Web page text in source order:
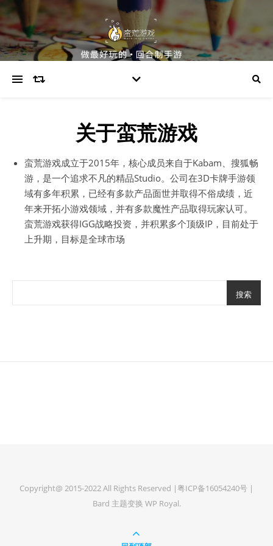
关于蛮荒游戏
蛮荒游戏成立于2015年，核心成员来自于Kabam、搜狐畅
游，是一个追求不凡的精品Studio。公司在3D卡牌手游领
域有多年积累，已经有多款产品面世并取得不俗成绩，近
年来开拓小游戏领域，并有多款魔性产品取得玩家认可。
蛮荒游戏获得IGG战略投资，并积累多个顶级IP，目前处于
上升期，目标是全球市场
搜索
Copyright@ 2015-2022 All Rights Reserved |粤ICP备16054240号 |
Bard 主题变换 WP Royal.